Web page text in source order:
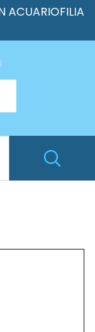
ACUARIOFILIA